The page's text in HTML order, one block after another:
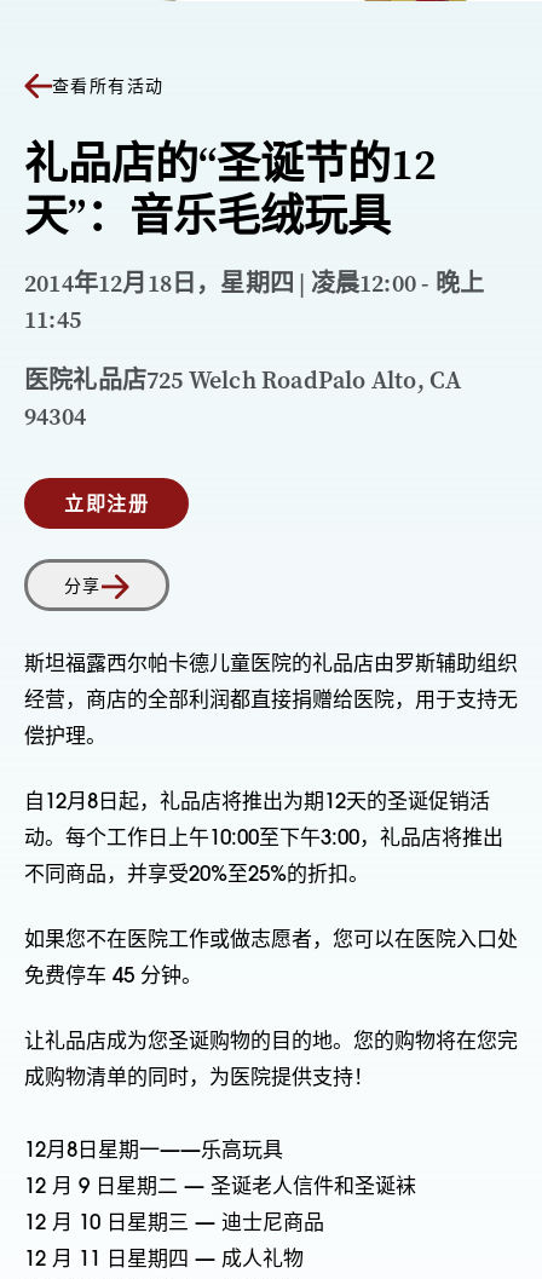
查看所有活动
礼品店的“圣诞节的12
天”：音乐毛绒玩具
2014年12月18日，星期四 | 凌晨12:00 - 晚上
11:45
医院礼品店725 Welch RoadPalo Alto, CA
94304
立即注册
分享
斯坦福露西尔帕卡德儿童医院的礼品店由罗斯辅助组织
经营，商店的全部利润都直接捐赠给医院，用于支持无
偿护理。
自12月8日起，礼品店将推出为期12天的圣诞促销活
动。每个工作日上午10:00至下午3:00，礼品店将推出
不同商品，并享受20%至25%的折扣。
如果您不在医院工作或做志愿者，您可以在医院入口处
免费停车 45 分钟。
让礼品店成为您圣诞购物的目的地。您的购物将在您完
成购物清单的同时，为医院提供支持！
12月8日星期一——乐高玩具
12 月 9 日星期二 — 圣诞老人信件和圣诞袜
12 月 10 日星期三 — 迪士尼商品
12 月 11 日星期四 — 成人礼物